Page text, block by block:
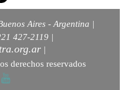
Aires - Argentina |
427-2119 |
|
derechos reservados